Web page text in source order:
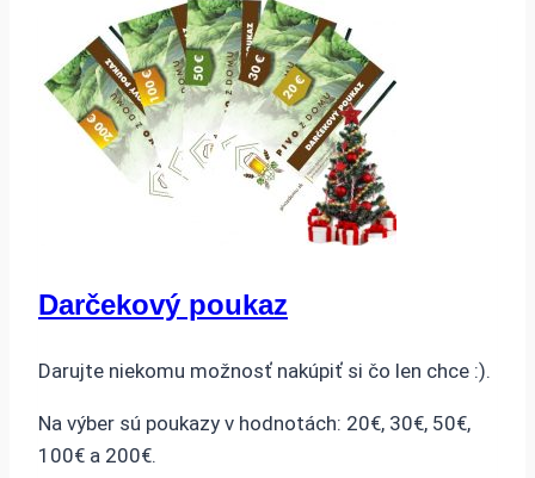
Darčekový poukaz
Darujte niekomu možnosť nakúpiť si čo len chce :).
Na výber sú poukazy v hodnotách: 20€, 30€, 50€,
100€ a 200€.